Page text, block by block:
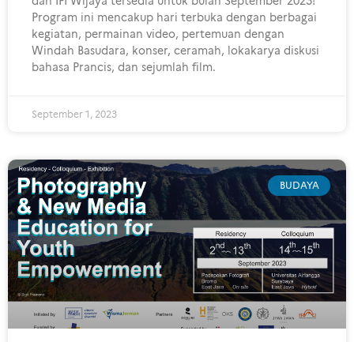
Program ini mencakup hari terbuka dengan berbagai
kegiatan, permainan video, pertemuan dengan
Windah Basudara, konser, ceramah, lokakarya diskusi
bahasa Prancis, dan sejumlah film.
September 1, 2023
BUDAYA